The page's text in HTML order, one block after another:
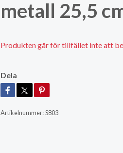
metall 25,5
Produkten går för tillfället inte att
Dela
Artikelnummer:S803